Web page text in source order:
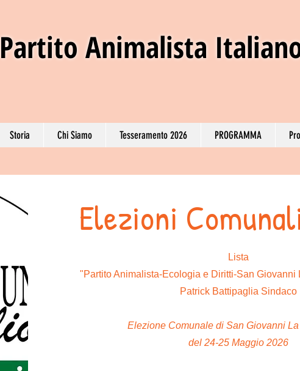
Partito Animalista
Storia Chi Siamo Tesseramento 2026 PROGRAMMA
Elezioni
Lista
"Partito Animalista-Ecologia e Diritti-San
Patrick Battipaglia Sindaco
Elezione Comunale di San Giovanni
del 24-25 Maggio 2026